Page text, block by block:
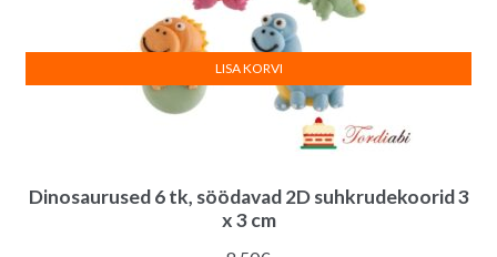
Dinosaurused 6 tk, söödavad 2D suhkrudekoorid 3
x 3 cm
LISA KORVI